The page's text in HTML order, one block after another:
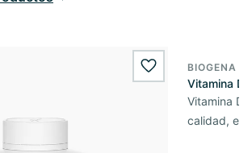
wishlist.add
BIOGENA
Vitamina
Vitamina
calidad, en